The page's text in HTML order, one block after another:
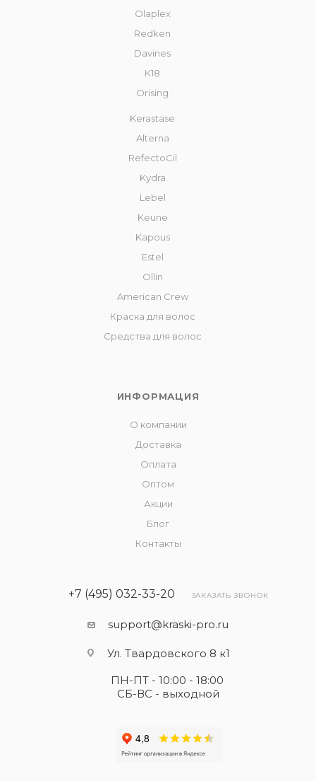
Olaplex
Redken
Davines
К18
Orising
Kerastase
Alterna
RefectoCil
Kydra
Lebel
Keune
Kapous
Estel
Ollin
American Crew
Краска для волос
Средства для волос
ИНФОРМАЦИЯ
О компании
Доставка
Оплата
Оптом
Акции
Блог
Контакты
+7 (495) 032-33-20 ЗАКАЗАТЬ ЗВОНОК
support@kraski-pro.ru
Ул. Твардовского 8 к1
ПН-ПТ - 10:00 - 18:00
СБ-ВС - выходной